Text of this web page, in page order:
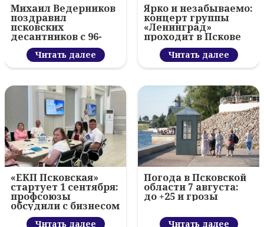
Михаил Ведерников
поздравил
псковских
десантников с 96-
летием ВДВ и
вручил награды
Читать далее
Ярко и незабываемо:
концерт группы
«Ленинград»
проходит в Пскове
Читать далее
«ЕКП Псковская»
стартует 1 сентября:
профсоюзы
обсудили с бизнесом
новый цифровой
Читать далее
Погода в Псковской
области 7 августа:
до +25 и грозы
Читать далее